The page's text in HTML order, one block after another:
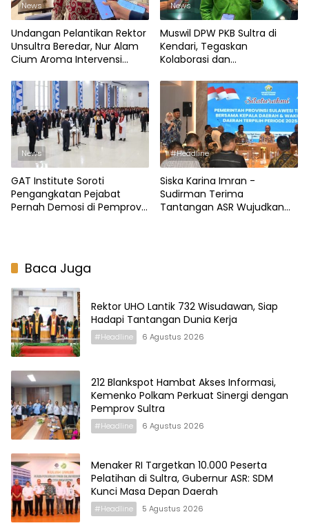
News
Undangan Pelantikan Rektor
Unsultra Beredar, Nur Alam
Cium Aroma Intervensi
News
Muswil DPW PKB Sultra di
Kendari, Tegaskan
Kolaborasi dan
Masyarakat
News
GAT Institute Soroti
Pengangkatan Pejabat
Pernah Demosi di Pemprov
#Headline
Siska Karina Imran -
Sudirman Terima
Tantangan ASR Wujudkan
Baca Juga
Rektor UHO Lantik 732 Wisudawan, Siap
Hadapi Tantangan Dunia Kerja
#Headline 6 Agustus 2026
212 Blankspot Hambat Akses Informasi,
Kemenko Polkam Perkuat Sinergi dengan
Pemprov Sultra
#Headline 6 Agustus 2026
Menaker RI Targetkan 10.000 Peserta
Pelatihan di Sultra, Gubernur ASR: SDM
Kunci Masa Depan Daerah
#Headline 5 Agustus 2026